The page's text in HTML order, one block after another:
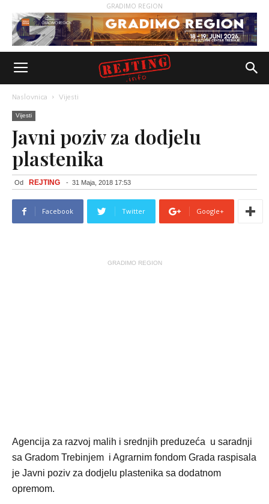
GRADIMO REGION
Naslovnica Vijesti
Vijesti
Javni poziv za dodjelu
plastenika
Od REJTING - 31 Maja, 2018 17:53
Facebook Twitter Google+
GRADIMO REGION
Agencija za razvoj malih i srednjih preduzeća u saradnji
sa Gradom Trebinjem i Agrarnim fondom Grada raspisala
je Javni poziv za dodjelu plastenika sa dodatnom
opremom.